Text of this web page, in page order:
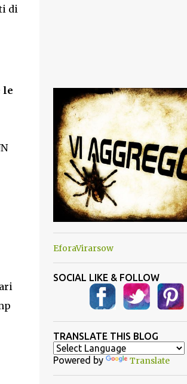
di
le
EforaVirarsow
SOCIAL LIKE & FOLLOW
TRANSLATE THIS BLOG
Powered by Translate